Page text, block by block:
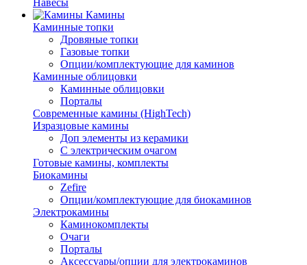
Навесы
Камины
Каминные топки
Дровяные топки
Газовые топки
Опции/комплектующие для каминов
Каминные облицовки
Каминные облицовки
Порталы
Современные камины (HighTech)
Изразцовые камины
Доп элементы из керамики
С электрическим очагом
Готовые камины, комплекты
Биокамины
Zefire
Опции/комплектующие для биокаминов
Электрокамины
Каминокомплекты
Очаги
Порталы
Аксессуары/опции для электрокаминов